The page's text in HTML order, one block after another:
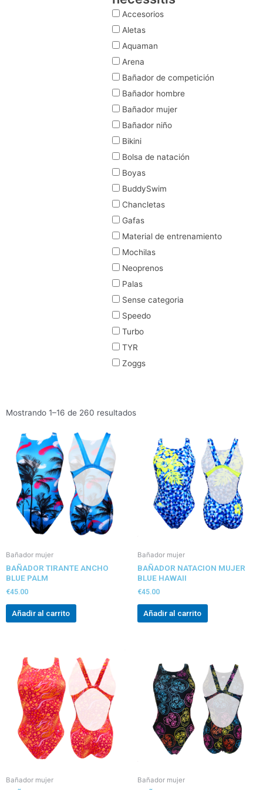
Accesorios
Aletas
Aquaman
Arena
Bañador de competición
Bañador hombre
Bañador mujer
Bañador niño
Bikini
Bolsa de natación
Boyas
BuddySwim
Chancletas
Gafas
Material de entrenamiento
Mochilas
Neoprenos
Palas
Sense categoria
Speedo
Turbo
TYR
Zoggs
Mostrando 1–16 de 260 resultados
Bañador mujer
BAÑADOR TIRANTE ANCHO
BLUE PALM
€45.00
Añadir al carrito
Bañador mujer
BAÑADOR NATACION MUJER
BLUE HAWAII
€45.00
Añadir al carrito
Bañador mujer Bañador mujer